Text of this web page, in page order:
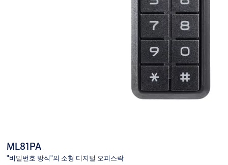
ML81PA
"비밀번호 방식"의 소형 디지털 오피스락